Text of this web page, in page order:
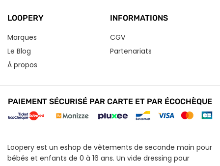
LOOPERY
Marques
Le Blog
À propos
INFORMATIONS
CGV
Partenariats
PAIEMENT SÉCURISÉ PAR CARTE ET PAR ÉCOCHÈQUE
Loopery est un eshop de vêtements de seconde main pour
bébés et enfants de 0 à 16 ans. Un vide dressing pour